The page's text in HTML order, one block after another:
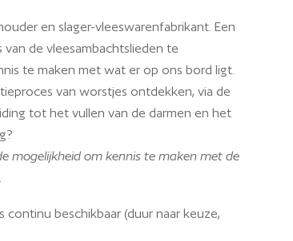
en slager-vleeswarenfabrikant. Een
de vleesambachtslieden te
te maken met wat er op ons bord ligt.
van worstjes ontdekken, via de
tot het vullen van de darmen en het
mogelijkheid om kennis te maken met de
beschikbaar (duur naar keuze,